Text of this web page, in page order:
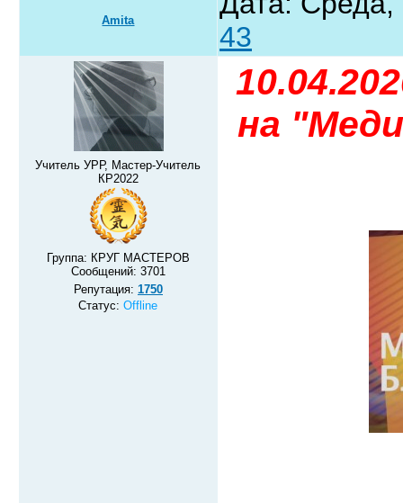
Amita
43
Учитель УРР, Мастер-Учитель
КР2022
Группа: КРУГ МАСТЕРОВ
Сообщений: 3701
Репутация: 1750
Статус:Offline
на